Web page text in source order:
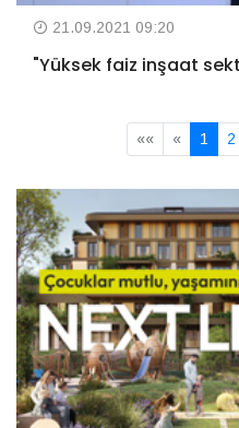
21.09.2021 09:20
"Yüksek faiz inşaat
«« « 1 2